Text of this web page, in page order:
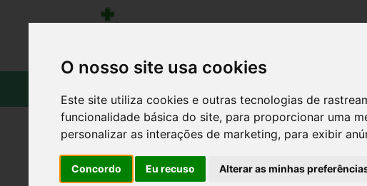
O nosso site usa cookies
Este site utiliza cookies e outras tecnologias de
funcionalidade básica do site, para proporcionar uma
personalizar as interações de marketing, para exibir
Concordo Eu recuso Alterar as minhas